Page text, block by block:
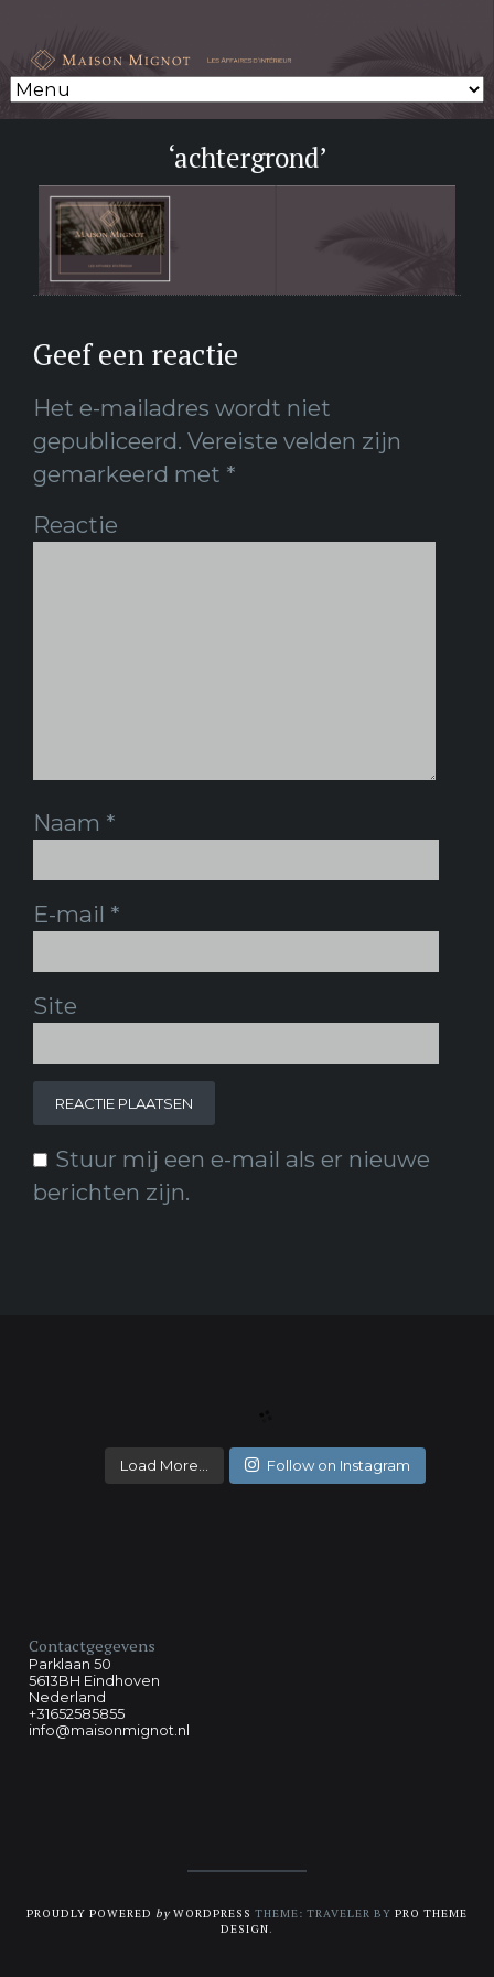
‘achtergrond’
Geef een reactie
Het e-mailadres wordt niet
gepubliceerd. Vereiste velden zijn
gemarkeerd met *
Reactie
Naam *
E-mail *
Site
Stuur mij een e-mail als er nieuwe
berichten zijn.
Load More... Follow on Instagram
Contactgegevens
Parklaan 50
5613BH Eindhoven
Nederland
+31652585855
info@maisonmignot.nl
PROUDLY POWERED byWORDPRESS THEME: TRAVELER BY PRO THEME
DESIGN.